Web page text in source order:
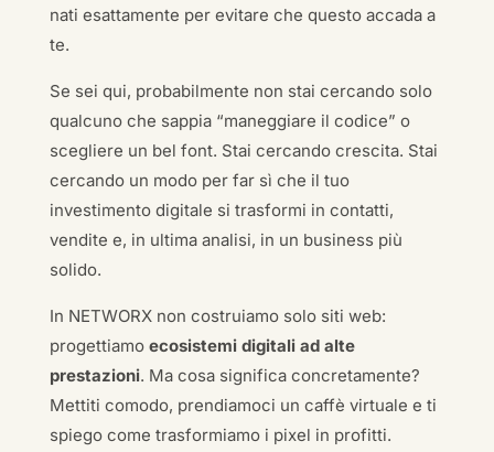
nati esattamente per evitare che questo accada a
te.
Se sei qui, probabilmente non stai cercando solo
qualcuno che sappia “maneggiare il codice” o
scegliere un bel font. Stai cercando crescita. Stai
cercando un modo per far sì che il tuo
investimento digitale si trasformi in contatti,
vendite e, in ultima analisi, in un business più
solido.
In NETWORX non costruiamo solo siti web:
progettiamo ecosistemi digitali ad alte
prestazioni. Ma cosa significa concretamente?
Mettiti comodo, prendiamoci un caffè virtuale e ti
spiego come trasformiamo i pixel in profitti.